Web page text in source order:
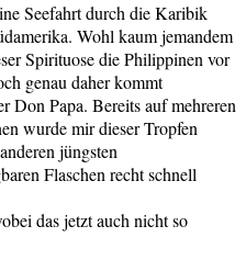
Seefahrt durch die Karibik
Wohl kaum jemandem
Spirituose die Philippinen vor
genau daher kommt
Don Papa. Bereits auf mehreren
wurde mir dieser Tropfen
jüngsten
Flaschen recht schnell
das jetzt auch nicht so